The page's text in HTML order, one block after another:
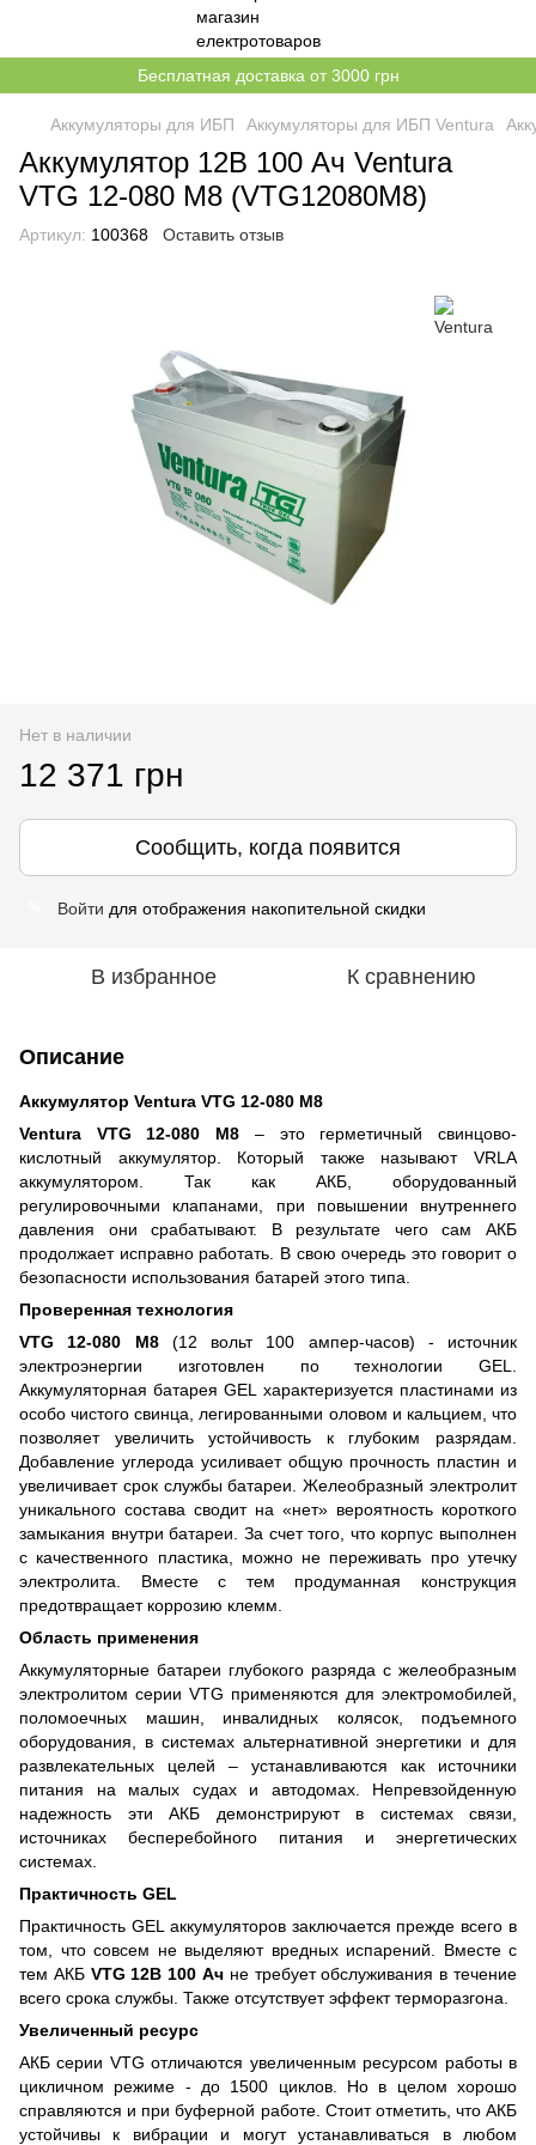
Бесплатная доставка от 3000 грн
Аккумуляторы для ИБП Аккумуляторы для ИБП Ventura
Аккумулятор 12В 100 Ач Ventura
VTG 12-080 M8 (VTG12080M8)
Артикул: 100368 Оставить отзыв
Нет в наличии
12 371 грн
Сообщить, когда появится
Войти для отображения накопительной скидки
В избранное К сравнению
Описание
Аккумулятор Ventura VTG 12-080 M8
Ventura VTG 12-080 M8 – это герметичный свинцово-
кислотный аккумулятор. Который также называют VRLA
аккумулятором. Так как АКБ, оборудованный
регулировочными клапанами, при повышении внутреннего
давления они срабатывают. В результате чего сам АКБ
продолжает исправно работать. В свою очередь это говорит о
безопасности использования батарей этого типа.
Проверенная технология
VTG 12-080 M8(12 вольт 100 ампер-часов) - источник
электроэнергии изготовлен по технологии GEL.
Аккумуляторная батарея GEL характеризуется пластинами из
особо чистого свинца, легированными оловом и кальцием, что
позволяет увеличить устойчивость к глубоким разрядам.
Добавление углерода усиливает общую прочность пластин и
увеличивает срок службы батареи. Желеобразный электролит
уникального состава сводит на «нет» вероятность короткого
замыкания внутри батареи. За счет того, что корпус выполнен
с качественного пластика, можно не переживать про утечку
электролита. Вместе с тем продуманная конструкция
предотвращает коррозию клемм.
Область применения
Аккумуляторные батареи глубокого разряда с желеобразным
электролитом серии VTG применяются для электромобилей,
поломоечных машин, инвалидных колясок, подъемного
оборудования, в системах альтернативной энергетики и для
развлекательных целей – устанавливаются как источники
питания на малых судах и автодомах. Непревзойденную
надежность эти АКБ демонстрируют в системах связи,
источниках бесперебойного питания и энергетических
системах.
Практичность GEL
Практичность GEL аккумуляторов заключается прежде всего в
том, что совсем не выделяют вредных испарений. Вместе с
тем АКБ VTG 12В 100 Ач не требует обслуживания в течение
всего срока службы. Также отсутствует эффект терморазгона.
Увеличенный ресурс
АКБ серии VTG отличаются увеличенным ресурсом работы в
цикличном режиме - до 1500 циклов. Но в целом хорошо
справляются и при буферной работе. Стоит отметить, что АКБ
устойчивы к вибрации и могут устанавливаться в любом